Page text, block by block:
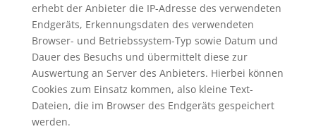
erhebt der Anbieter die IP-Adresse des verwendeten
Endgeräts, Erkennungsdaten des verwendeten
Browser- und Betriebssystem-Typ sowie Datum und
Dauer des Besuchs und übermittelt diese zur
Auswertung an Server des Anbieters. Hierbei können
Cookies zum Einsatz kommen, also kleine Text-
Dateien, die im Browser des Endgeräts gespeichert
werden.